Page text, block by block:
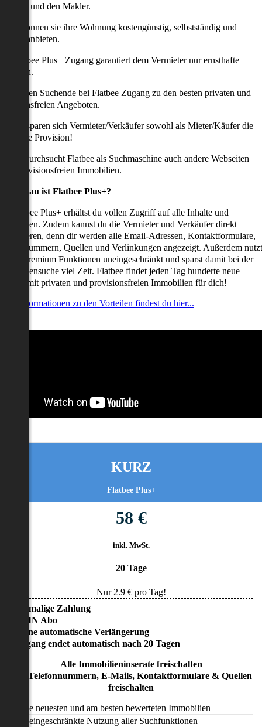
und den Makler.
können sie ihre Wohnung kostengünstig, selbstständig und
anbieten.
Flatbee Plus+ Zugang garantiert dem Vermieter nur ernsthafte
erhalten Suchende bei Flatbee Zugang zu den besten privaten und
Angeboten.
uns sparen sich Vermieter/Verkäufer sowohl als Mieter/Käufer die
Provision!
durchsucht Flatbee als Suchmaschine auch andere Webseiten
provisionsfreien Immobilien.
genau ist Flatbee Plus+?
Flatbee Plus+ erhältst du vollen Zugriff auf alle Inhalte und
Zudem kannst du die Vermieter und Verkäufer direkt
denn dir werden alle Email-Adressen, Kontaktformulare,
Quellen und Verlinkungen angezeigt. Außerdem nutzt
alle Premium Funktionen uneingeschränkt und sparst damit bei der
viel Zeit. Flatbee findet jeden Tag hunderte neue
mit privaten und provisionsfreien Immobilien für dich!
Informationen zu den Vorteilen findest du hier...
KURZ
Flatbee Plus+
58 €
inkl. MwSt.
20 Tage
Nur 2.9€ pro Tag!
• Einmalige Zahlung
• KEIN Abo
• Keine automatische Verlängerung
• Zugang endet automatisch nach 20 Tagen
Alle Immobilieninserate freischalten
Alle Telefonnummern, E-Mails, Kontaktformulare & Quellen
freischalten
Alle neuesten und am besten bewerteten Immobilien
Uneingeschränkte Nutzung aller Suchfunktionen